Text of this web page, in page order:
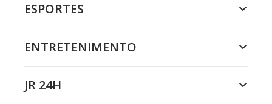
ESPORTES
ENTRETENIMENTO
JR 24H